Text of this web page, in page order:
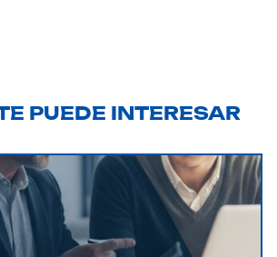
PUEDE INTERESAR